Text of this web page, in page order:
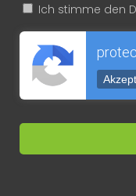
Ich stimme den